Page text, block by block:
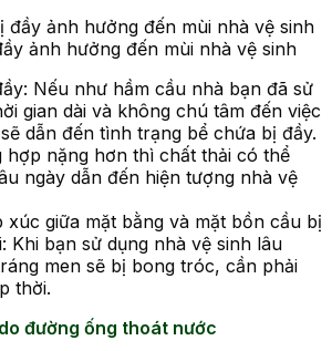
ảnh hưởng đến mùi nhà vệ sinh
Nếu như hầm cầu nhà bạn đã sử
gian dài và không chú tâm đến việc
dẫn đến tình trạng bể chứa bị đầy.
hợp nặng hơn thì chất thải có thể
ngày dẫn đến hiện tượng nhà vệ
xúc giữa mặt bằng và mặt bồn cầu bị
Khi bạn sử dụng nhà vệ sinh lâu
men sẽ bị bong tróc, cần phải
thời.
đường ống thoát nước